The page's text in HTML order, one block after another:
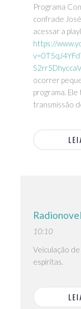
Programa
confrade
acessar a
https://
ocorrer
programa.
transmissão
10:10
Veiculação
espíritas.